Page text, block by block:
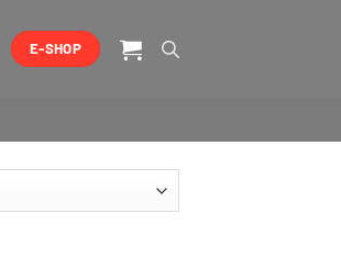
E-SHOP